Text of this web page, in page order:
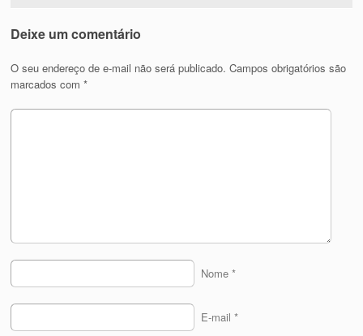
Deixe um comentário
O seu endereço de e-mail não será publicado. Campos obrigatórios são
marcados com*
Nome *
E-mail *